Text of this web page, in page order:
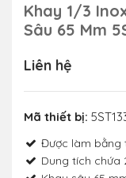
Khay 1/3
Sâu 65 Mm
Liên hệ
Mã thiết bị:
Được làm bằng
Dung tích chứa